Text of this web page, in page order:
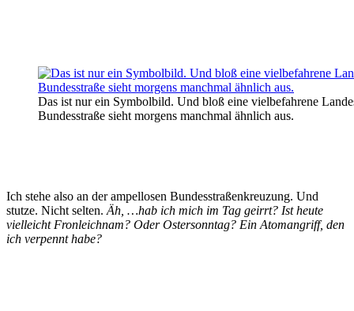
Das ist nur ein Symbolbild. Und bloß eine vielbefahrene
Bundesstraße sieht morgens manchmal ähnlich aus.
Ich stehe also an der ampellosen Bundesstraßenkreuzung. Und
stutze. Nicht selten. Äh, …hab ich mich im Tag geirrt? Ist heute
vielleicht Fronleichnam? Oder Ostersonntag? Ein Atomangriff, den
ich verpennt habe?